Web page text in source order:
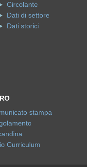
Circolante
Dati di settore
Dati storici
stampa
Curriculum